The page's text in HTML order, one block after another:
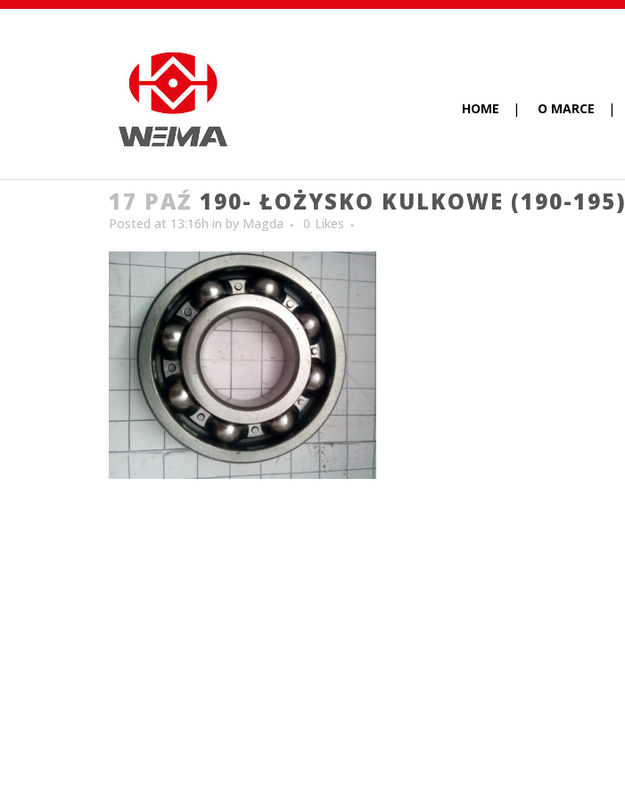
HOME O MARCE
17 PAŹ 190- ŁOŻYSKO KULKOWE (190-195)
Posted at 13:16h in by Magda 0 Likes